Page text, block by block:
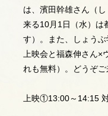
は、濱田幹雄さん（
来る10月1日（水）は
す）。また、しょう
上映会と福森伸さん
れも無料）。どうぞ
上映①13:00～14:15